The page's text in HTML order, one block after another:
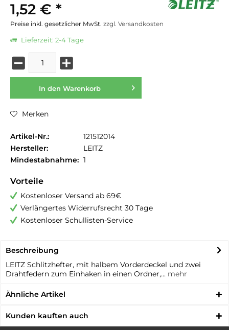
1,52 € *
Preise inkl. gesetzlicher MwSt. zzgl. Versandkosten
Lieferzeit: 2-4 Tage
In den Warenkorb
Merken
Artikel-Nr.:
121512014
Hersteller:
LEITZ
Mindestabnahme: 1
Vorteile
Kostenloser Versand ab 69€
Verlängertes Widerrufsrecht 30 Tage
Kostenloser Schullisten-Service
Beschreibung
LEITZ Schlitzhefter, mit halbem Vorderdeckel und zwei
Drahtfedern zum Einhaken in einen Ordner,... mehr
Ähnliche Artikel
Kunden kauften auch